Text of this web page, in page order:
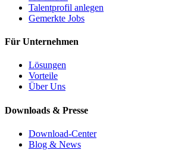
Talentprofil anlegen
Gemerkte Jobs
Für Unternehmen
Lösungen
Vorteile
Über Uns
Downloads & Presse
Download-Center
Blog & News